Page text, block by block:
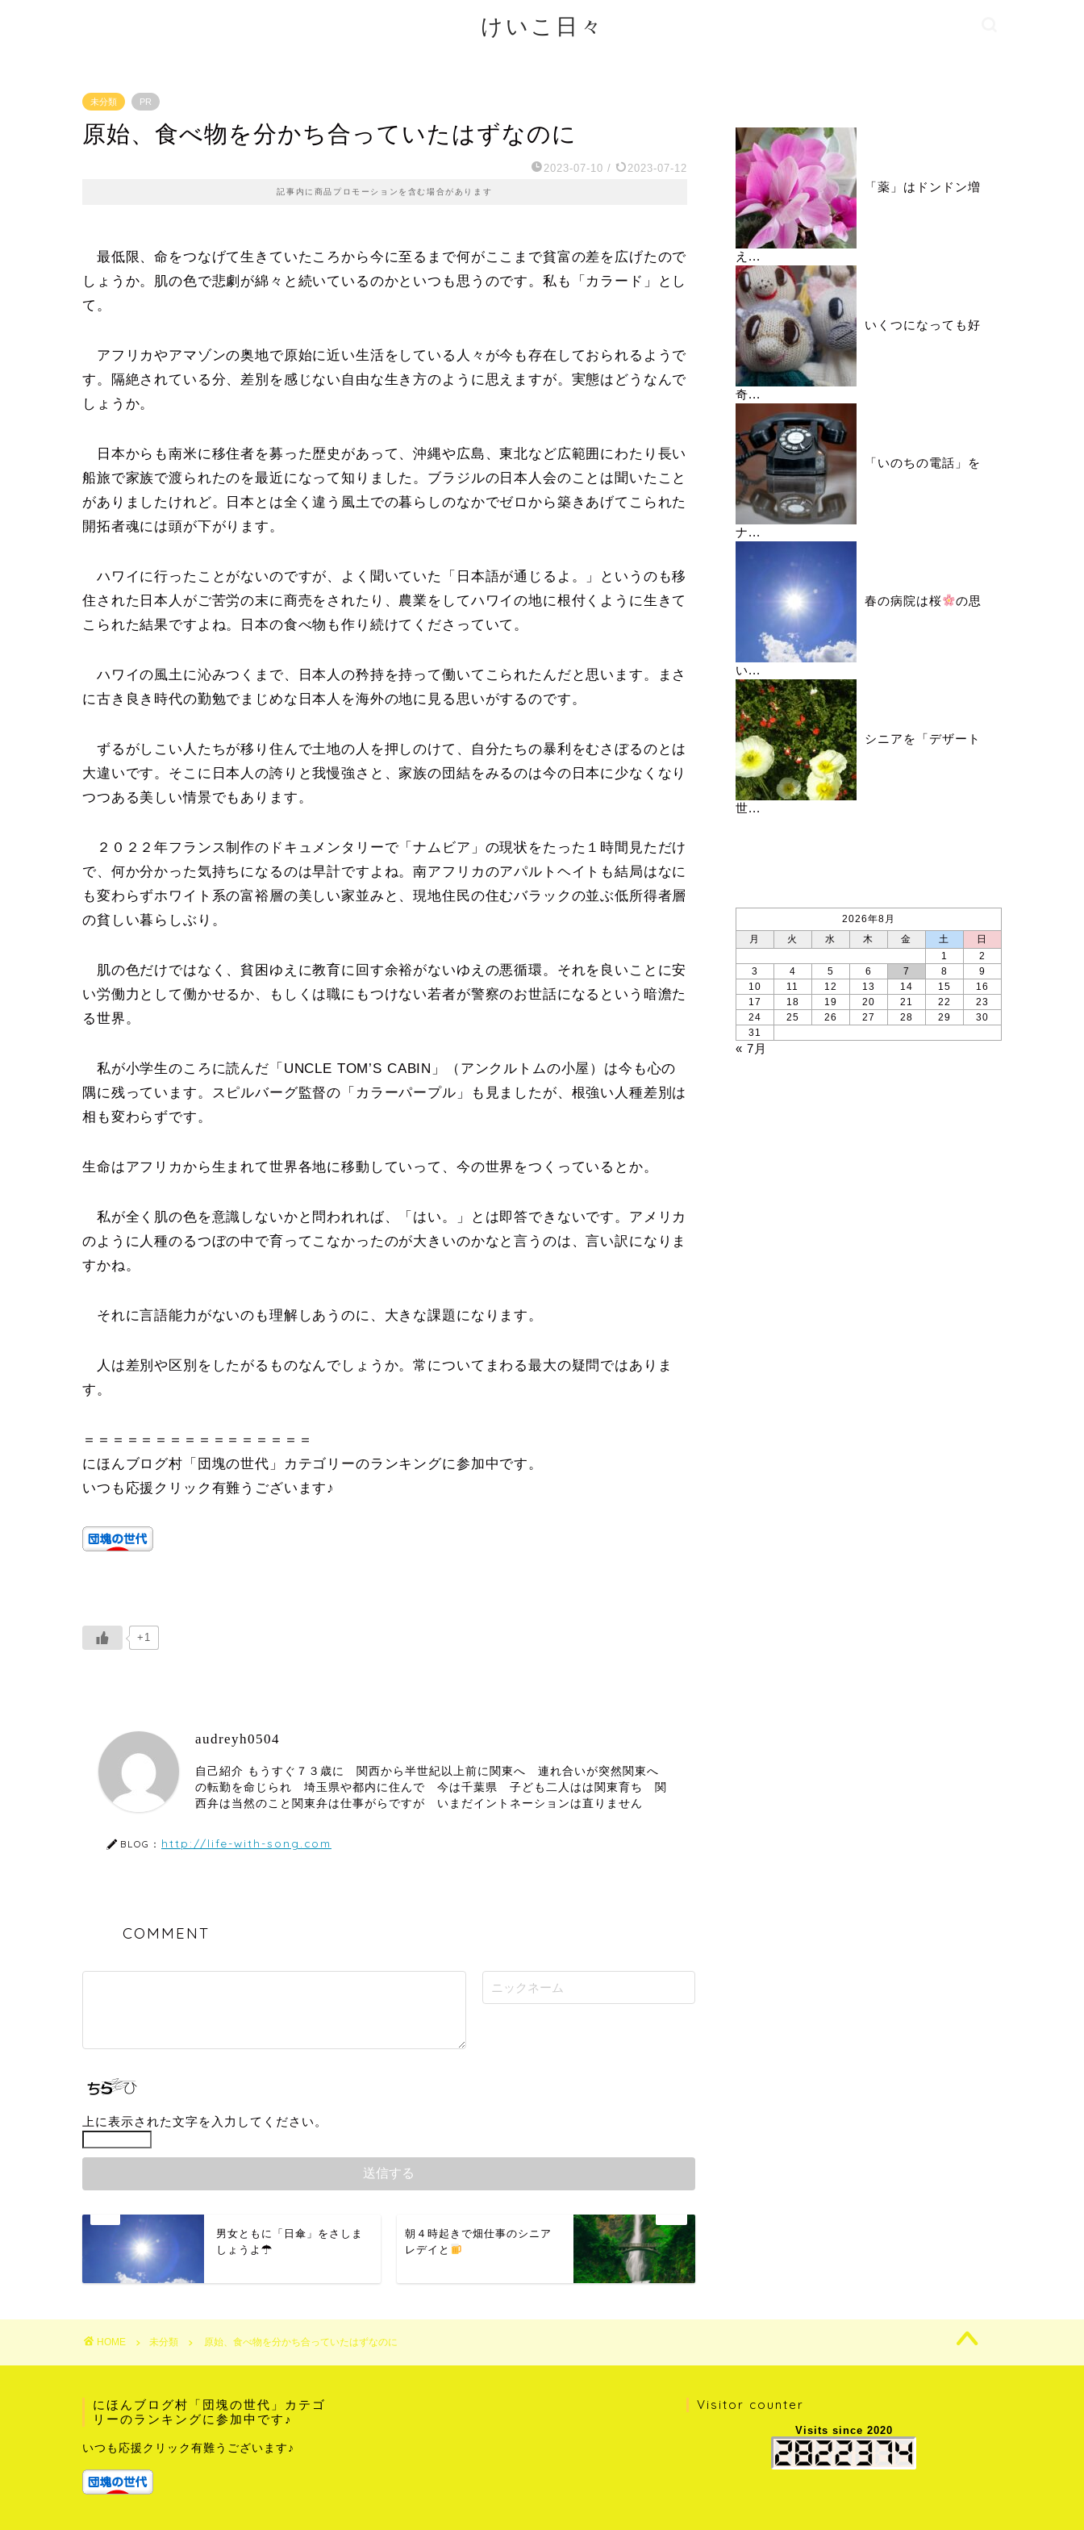
けいこ日々
未分類 PR
原始、食べ物を分かち合っていたはずなのに
2023-07-10 / 2023-07-12
記事内に商品プロモーションを含む場合があります
最低限、命をつなげて生きていたころから今に至るまで何がここまで貧富の差を広げたので
しょうか。肌の色で悲劇が綿々と続いているのかといつも思うのです。私も「カラード」とし
て。
アフリカやアマゾンの奥地で原始に近い生活をしている人々が今も存在しておられるようで
す。隔絶されている分、差別を感じない自由な生き方のように思えますが。実態はどうなんで
しょうか。
日本からも南米に移住者を募った歴史があって、沖縄や広島、東北など広範囲にわたり長い
船旅で家族で渡られたのを最近になって知りました。ブラジルの日本人会のことは聞いたこと
がありましたけれど。日本とは全く違う風土での暮らしのなかでゼロから築きあげてこられた
開拓者魂には頭が下がります。
ハワイに行ったことがないのですが、よく聞いていた「日本語が通じるよ。」というのも移
住された日本人がご苦労の末に商売をされたり、農業をしてハワイの地に根付くように生きて
こられた結果ですよね。日本の食べ物も作り続けてくださっていて。
ハワイの風土に沁みつくまで、日本人の矜持を持って働いてこられたんだと思います。まさ
に古き良き時代の勤勉でまじめな日本人を海外の地に見る思いがするのです。
ずるがしこい人たちが移り住んで土地の人を押しのけて、自分たちの暴利をむさぼるのとは
大違いです。そこに日本人の誇りと我慢強さと、家族の団結をみるのは今の日本に少なくなり
つつある美しい情景でもあります。
２０２２年フランス制作のドキュメンタリーで「ナムビア」の現状をたった１時間見ただけ
で、何か分かった気持ちになるのは早計ですよね。南アフリカのアパルトヘイトも結局はなに
も変わらずホワイト系の富裕層の美しい家並みと、現地住民の住むバラックの並ぶ低所得者層
の貧しい暮らしぶり。
肌の色だけではなく、貧困ゆえに教育に回す余裕がないゆえの悪循環。それを良いことに安
い労働力として働かせるか、もしくは職にもつけない若者が警察のお世話になるという暗澹た
る世界。
私が小学生のころに読んだ「UNCLE TOM’S CABIN」（アンクルトムの小屋）は今も心の
隅に残っています。スピルバーグ監督の「カラーパープル」も見ましたが、根強い人種差別は
相も変わらずです。
生命はアフリカから生まれて世界各地に移動していって、今の世界をつくっているとか。
私が全く肌の色を意識しないかと問われれば、「はい。」とは即答できないです。アメリカ
のように人種のるつぼの中で育ってこなかったのが大きいのかなと言うのは、言い訳になりま
すかね。
それに言語能力がないのも理解しあうのに、大きな課題になります。
人は差別や区別をしたがるものなんでしょうか。常についてまわる最大の疑問ではありま
す。
＝＝＝＝＝＝＝＝＝＝＝＝＝＝＝＝
にほんブログ村「団塊の世代」カテゴリーのランキングに参加中です。
いつも応援クリック有難うございます♪
+1
audreyh0504
自己紹介 もうすぐ７３歳に 関西から半世紀以上前に関東へ 連れ合いが突然関東へ
の転勤を命じられ 埼玉県や都内に住んで 今は千葉県 子ども二人はは関東育ち 関
西弁は当然のこと関東弁は仕事がらですが いまだイントネーションは直りません
BLOG： http://life-with-song.com
COMMENT
上に表示された文字を入力してください。
男女ともに「日傘」をさしま
しょうよ☂
朝４時起きで畑仕事のシニア
レデイと
「薬」はドンドン増
え...
いくつになっても好
奇...
「いのちの電話」を
ナ...
春の病院は桜 の思
い...
シニアを「デザート
世...
2026年8月
月
火 水 木 金 土
日
1
2
3
4 5 6 7 8
9
10
11 12 13 14 15
16
17
18 19 20 21 22
23
24
25 26 27 28 29
30
31
« 7月
HOME 未分類 原始、食べ物を分かち合っていたはずなのに
にほんブログ村「団塊の世代」カテゴ
リーのランキングに参加中です♪
いつも応援クリック有難うございます♪
Visitor counter
Visits since 2020